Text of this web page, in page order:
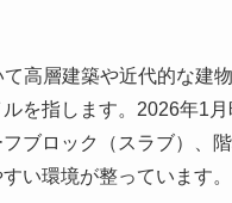
高層建築や近代的な建
を指します。2026年1
ブロック（スラブ）、
い環境が整っています。